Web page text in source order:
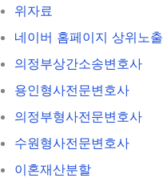
위자료
네이버 홈페이지 상위노출
의정부상간소송변호사
용인형사전문변호사
의정부형사전문변호사
수원형사전문변호사
이혼재산분할